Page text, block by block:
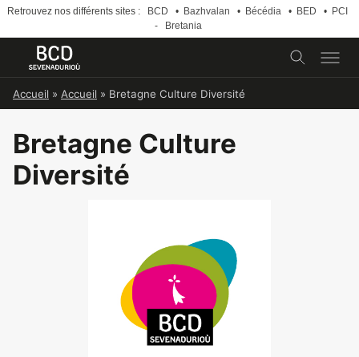
Retrouvez nos différents sites : BCD • Bazhvalan • Bécédia • BED •
PCI
-
Bretania
Accueil » Accueil » Bretagne Culture Diversité
Bretagne Culture
Diversité